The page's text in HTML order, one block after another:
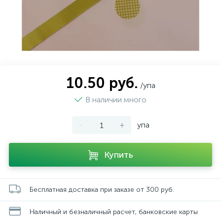
10.50 руб. /упа
В наличии много
- + упа
Купить
Бесплатная доставка при заказе от 300 руб.
Наличный и безналичный расчет, банковские карты